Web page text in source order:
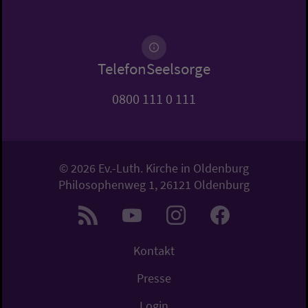
TelefonSeelsorge
0800 111 0 111
© 2026 Ev.-Luth. Kirche in Oldenburg
Philosophenweg 1, 26121 Oldenburg
Kontakt
Presse